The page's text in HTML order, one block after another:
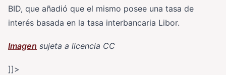
BID, que añadió que el mismo posee una tasa de
interés basada en la tasa interbancaria Libor.
Imagen sujeta a licencia CC
]]>